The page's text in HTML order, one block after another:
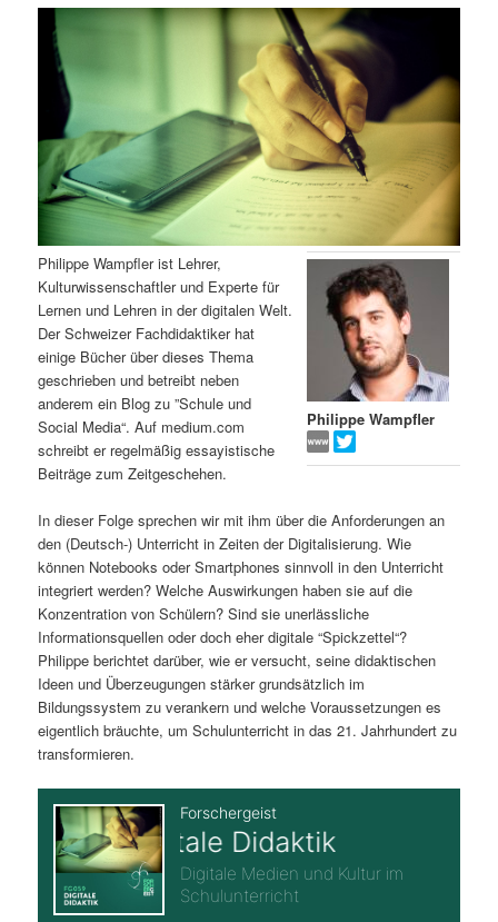
ä
e
n
n
h
a
l
t
s
p
r
i
n
g
e
n
n
ä
r
n
I
n
h
a
l
t
s
p
r
i
n
g
e
n
t
i
o
Philippe Wampfler
Philippe Wampfler ist Lehrer,
Kulturwissenschaftler und Experte für
Lernen und Lehren in der digitalen Welt.
Der Schweizer Fachdidaktiker hat
einige Bücher über dieses Thema
geschrieben und betreibt neben
anderem ein Blog zu ”Schule und
Social Media“. Auf medium.com
schreibt er regelmäßig essayistische
Beiträge zum Zeitgeschehen.
In dieser Folge sprechen wir mit ihm über die Anforderungen an
den (Deutsch-) Unterricht in Zeiten der Digitalisierung. Wie
können Notebooks oder Smartphones sinnvoll in den Unterricht
integriert werden? Welche Auswirkungen haben sie auf die
Konzentration von Schülern? Sind sie unerlässliche
Informationsquellen oder doch eher digitale “Spickzettel“?
Philippe berichtet darüber, wie er versucht, seine didaktischen
Ideen und Überzeugungen stärker grundsätzlich im
Bildungssystem zu verankern und welche Voraussetzungen es
eigentlich bräuchte, um Schulunterricht in das 21. Jahrhundert zu
transformieren.